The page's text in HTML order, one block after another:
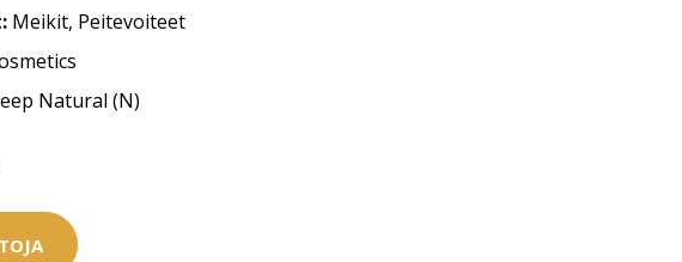
Meikit, Peitevoiteet
Natural (N)